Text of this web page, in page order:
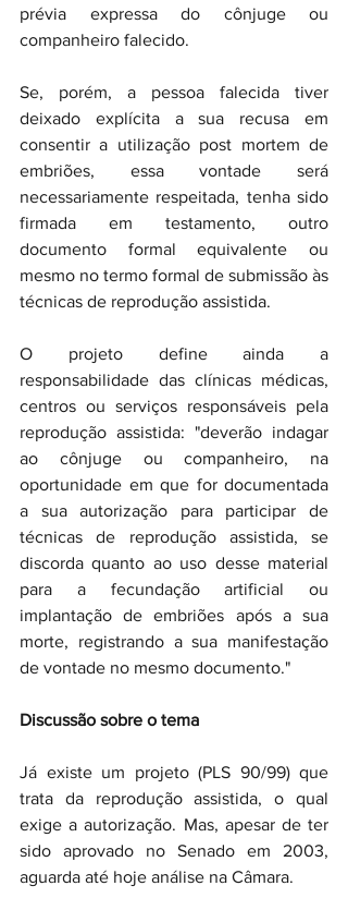
prévia expressa do cônjuge ou
companheiro falecido.
Se, porém, a pessoa falecida tiver
deixado explícita a sua recusa em
consentir a utilização post mortem de
embriões, essa vontade será
necessariamente respeitada, tenha sido
firmada em testamento, outro
documento formal equivalente ou
mesmo no termo formal de submissão às
técnicas de reprodução assistida.
O projeto define ainda a
responsabilidade das clínicas médicas,
centros ou serviços responsáveis pela
reprodução assistida: "deverão indagar
ao cônjuge ou companheiro, na
oportunidade em que for documentada
a sua autorização para participar de
técnicas de reprodução assistida, se
discorda quanto ao uso desse material
para a fecundação artificial ou
implantação de embriões após a sua
morte, registrando a sua manifestação
de vontade no mesmo documento."
Discussão sobre o tema
Já existe um projeto (PLS 90/99) que
trata da reprodução assistida, o qual
exige a autorização. Mas, apesar de ter
sido aprovado no Senado em 2003,
aguarda até hoje análise na Câmara.